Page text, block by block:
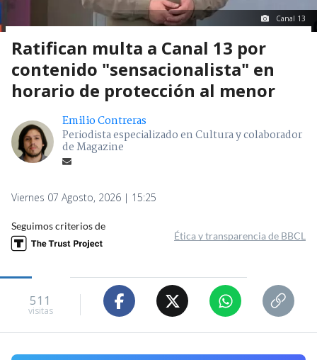
Canal 13
Ratifican multa a Canal 13 por
contenido "sensacionalista" en
horario de protección al menor
Emilio Contreras
Periodista especializado en Cultura y colaborador
de Magazine
Viernes 07 Agosto, 2026 | 15:25
Seguimos criterios de
Ética y transparencia de BBCL
511
visitas